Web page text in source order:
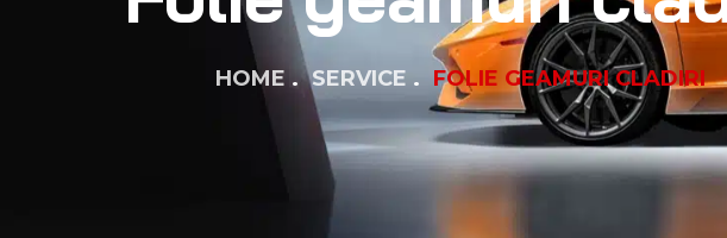
HOME SERVICE FOLIE GEAMURI CLADIRI